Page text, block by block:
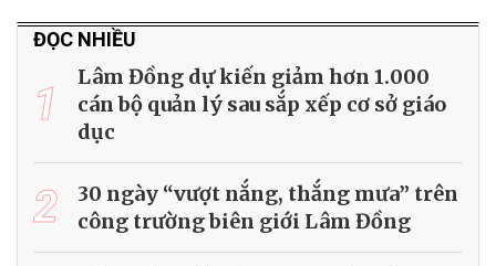
ĐỌC NHIỀU
1
Lâm Đồng dự kiến giảm hơn 1.000
cán bộ quản lý sau sắp xếp cơ sở giáo
dục
2
30 ngày “vượt nắng, thắng mưa” trên
công trường biên giới Lâm Đồng